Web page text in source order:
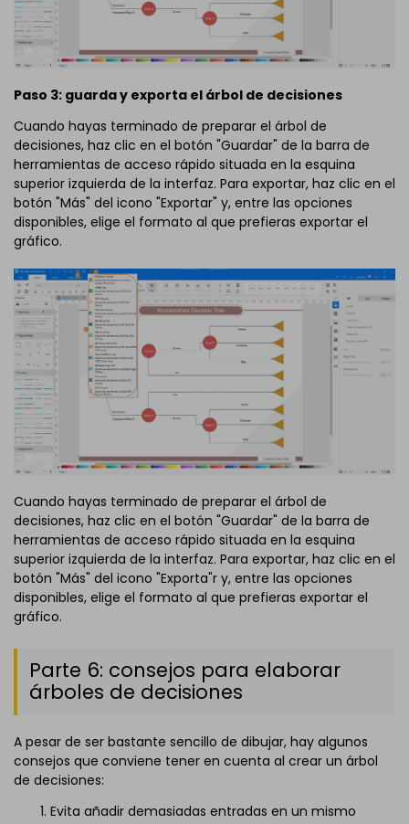
Paso 3: guarda y exporta el árbol de decisiones
Cuando hayas terminado de preparar el árbol de
decisiones, haz clic en el botón "Guardar" de la barra de
herramientas de acceso rápido situada en la esquina
superior izquierda de la interfaz. Para exportar, haz clic en el
botón "Más" del icono "Exportar" y, entre las opciones
disponibles, elige el formato al que prefieras exportar el
gráfico.
Cuando hayas terminado de preparar el árbol de
decisiones, haz clic en el botón "Guardar" de la barra de
herramientas de acceso rápido situada en la esquina
superior izquierda de la interfaz. Para exportar, haz clic en el
botón "Más" del icono "Exporta"r y, entre las opciones
disponibles, elige el formato al que prefieras exportar el
gráfico.
Parte 6: consejos para elaborar
árboles de decisiones
A pesar de ser bastante sencillo de dibujar, hay algunos
consejos que conviene tener en cuenta al crear un árbol
de decisiones:
Evita añadir demasiadas entradas en un mismo